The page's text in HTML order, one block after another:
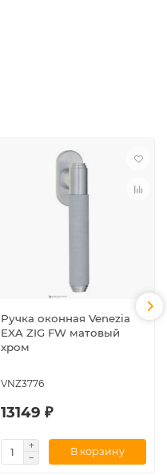
Ручка оконная Venezia
EXA ZIG FW матовый
хром
VNZ3776
13149 ₽
В корзину